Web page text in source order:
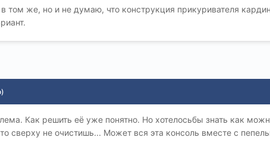
том же, но и не думаю, что конструкция прикуривателя
Как решить её уже понятно. Но хотелосьбы знать как
сверху не очистишь... Может вся эта консоль вместе с